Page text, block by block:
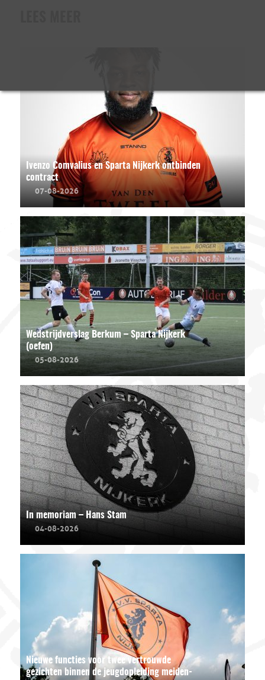
Ivenzo Comvalius en Sparta Nijkerk ontbinden
contract
07-08-2026
Wedstrijdverslag Berkum – Sparta Nijkerk
(oefen)
05-08-2026
In memoriam – Hans Stam
04-08-2026
Nieuwe functies voor twee vertrouwde
gezichten binnen de jeugdopleiding meiden-